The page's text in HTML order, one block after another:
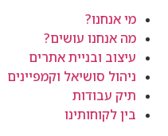
מי אנחנו?
מה אנחנו עושים?
עיצוב ובניית אתרים
ניהול סושיאל וקמפיינים
תיק עבודות
בין לקוחותינו